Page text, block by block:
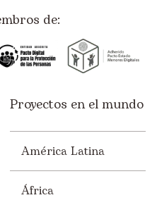
de:
Proyectos en el mundo
América Latina
África